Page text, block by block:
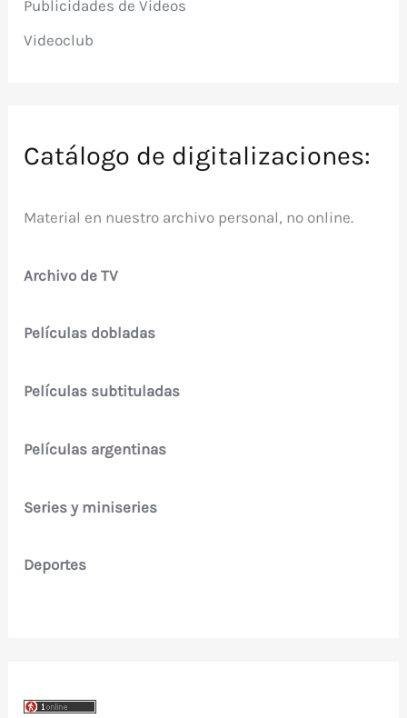
Publicidades de Videos
Videoclub
Catálogo de digitalizaciones:
Material en nuestro archivo personal, no online.
Archivo de TV
Películas dobladas
Películas subtituladas
Películas argentinas
Series y miniseries
Deportes